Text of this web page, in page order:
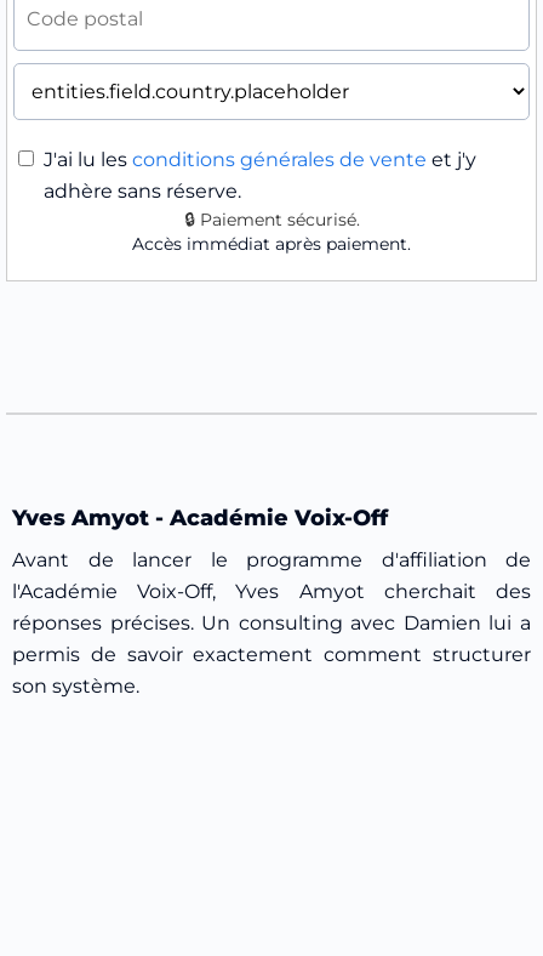
J'ai lu les conditions générales de vente et j'y
adhère sans réserve.
🔒 Paiement sécurisé.
Accès immédiat après paiement.
Yves Amyot - Académie Voix-Off
Avant de lancer le programme d'affiliation de
l'Académie Voix-Off, Yves Amyot cherchait des
réponses précises. Un consulting avec Damien lui a
permis de savoir exactement comment structurer
son système.